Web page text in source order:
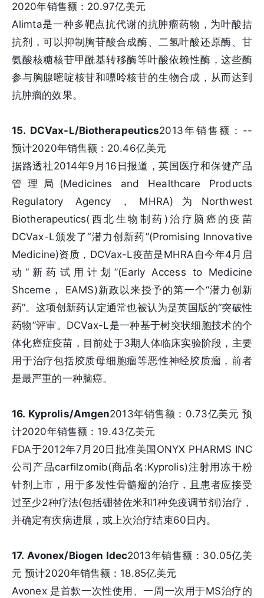
2020年销售额：20.97亿美元
Alimta是一种多靶点抗代谢的抗肿瘤药物，为叶酸拮
抗剂，可以抑制胸苷酸合成酶、二氢叶酸还原酶、甘
氨酸核糖核苷甲酰基转移酶等叶酸依赖性酶，这些酶
参与胸腺嘧啶核苷和嘌呤核苷的生物合成，从而达到
抗肿瘤的效果。
15. DCVax-L/Biotherapeutics2013年销售额：--
预计2020年销售额：20.46亿美元
据路透社2014年9月16日报道，英国医疗和保健产品
管理局(Medicines and Healthcare Products
Regulatory Agency，MHRA)为Northwest
Biotherapeutics(西北生物制药)治疗脑癌的疫苗
DCVax-L颁发了“潜力创新药”(Promising Innovative
Medicine)资质，DCVax-L疫苗是MHRA自今年4月启
动“新药试用计划”(Early Access to Medicine
Shceme， EAMS)新政以来授予的第一个“潜力创新
药”。这项创新药认定通常也被认为是英国版的“突破性
药物”评审。DCVax-L是一种基于树突状细胞技术的个
体化癌症疫苗，目前处于3期人体临床实验阶段，主要
用于治疗包括胶质母细胞瘤等恶性神经胶质瘤，前者
是最严重的一种脑癌。
16. Kyprolis/Amgen2013年销售额：0.73亿美元 预
计2020年销售额：19.43亿美元
FDA于2012年7月20日批准美国ONYX PHARMS INC
公司产品carfilzomib(商品名:Kyprolis)注射用冻干粉
针剂上市，用于多发性骨髓瘤的治疗，且患者应接受
过至少2种疗法(包括硼替佐米和1种免疫调节剂)治疗，
并确定有疾病进展，或上次治疗结束60日内。
17. Avonex/Biogen Idec2013年销售额：30.05亿美
元 预计2020年销售额：18.85亿美元
Avonex 是首款一次性使用、一周一次用于MS治疗的